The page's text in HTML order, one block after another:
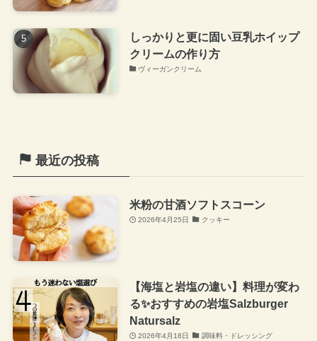
しっかりと更に固い豆乳ホイップ
クリームの作り方
ヴィーガンクリーム
最近の投稿
米粉の甘酒ソフトスコーン
2026年4月25日 クッキー
【海塩と岩塩の違い】料理が変わ
る✨おすすめの岩塩Salzburger
Natursalz
2026年4月18日 調味料・ドレッシング